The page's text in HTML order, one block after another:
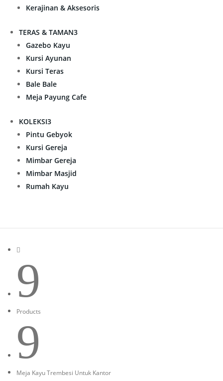
Kerajinan & Aksesoris
TERAS & TAMAN3
Gazebo Kayu
Kursi Ayunan
Kursi Teras
Bale Bale
Meja Payung Cafe
KOLEKSI3
Pintu Gebyok
Kursi Gereja
Mimbar Gereja
Mimbar Masjid
Rumah Kayu

9
Products
9
Meja Kayu Trembesi Untuk Kantor